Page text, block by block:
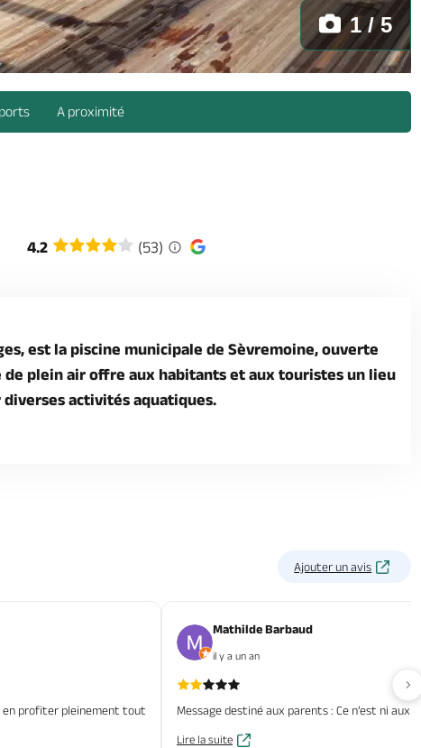
anjou-osezmauges -
1 / 5
A proximité
4.2 (53)
est la piscine municipale de Sèvremoine, ouverte
de plein air offre aux habitants et aux touristes un lieu
activités aquatiques.
Ajouter un avis
en profiter pleinement tout
Mathilde Barbaud
il y a un an
Message destiné aux parents : Ce n’est ni aux
Lire la suite